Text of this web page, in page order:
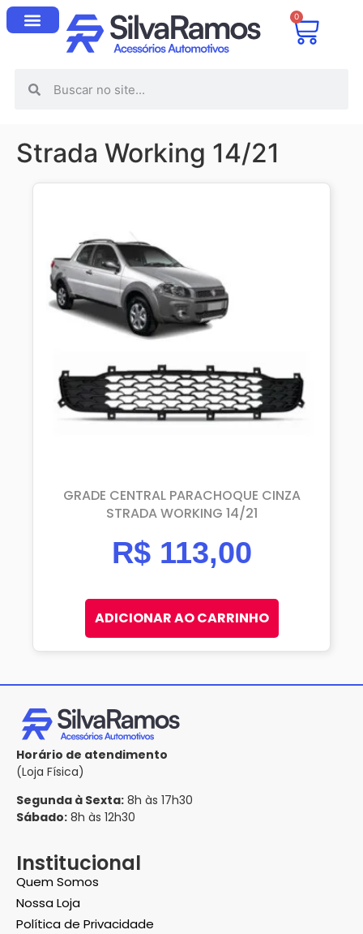
0
Strada Working 14/21
GRADE CENTRAL PARACHOQUE CINZA
STRADA WORKING 14/21
R$113,00
ADICIONAR AO CARRINHO
Horário de atendimento
(Loja Física)
Segunda à Sexta: 8h às 17h30
Sábado: 8h às 12h30
Institucional
Quem Somos
Nossa Loja
Política de Privacidade